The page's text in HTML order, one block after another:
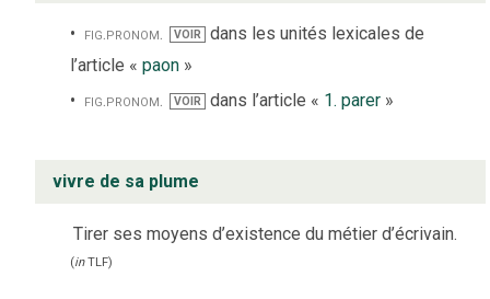
fig.pronom. VOIR dans les unités lexicales de
l’article « paon »
fig.pronom. VOIR dans l’article « 1. parer»
vivre de sa plume
Tirer ses moyens d’existence du métier d’écrivain.
(inTLF)